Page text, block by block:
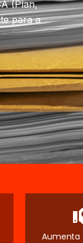
(Plan,
para a
Aumenta